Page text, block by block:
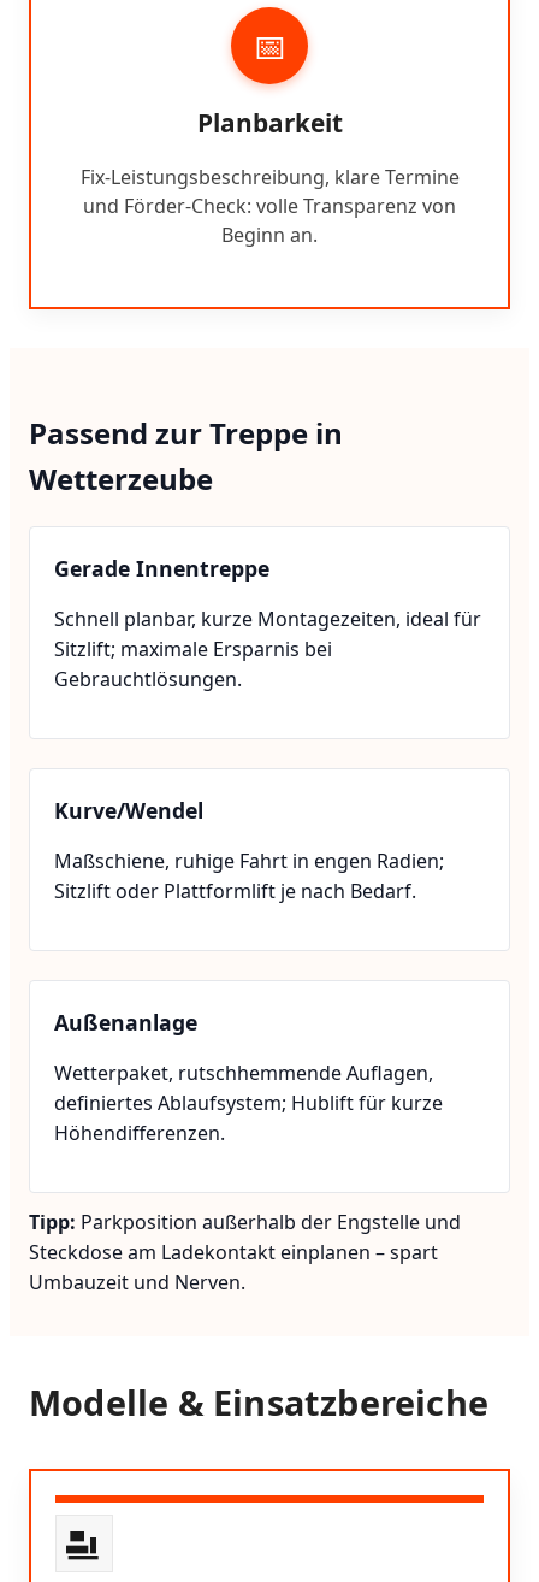
📅
Planbarkeit
Fix-Leistungsbeschreibung, klare Termine
und Förder-Check: volle Transparenz von
Beginn an.
Passend zur Treppe in
Wetterzeube
Gerade Innentreppe
Schnell planbar, kurze Montagezeiten, ideal für
Sitzlift; maximale Ersparnis bei
Gebrauchtlösungen.
Kurve/Wendel
Maßschiene, ruhige Fahrt in engen Radien;
Sitzlift oder Plattformlift je nach Bedarf.
Außenanlage
Wetterpaket, rutschhemmende Auflagen,
definiertes Ablaufsystem; Hublift für kurze
Höhendifferenzen.
Tipp: Parkposition außerhalb der Engstelle und
Steckdose am Ladekontakt einplanen – spart
Umbauzeit und Nerven.
Modelle & Einsatzbereiche